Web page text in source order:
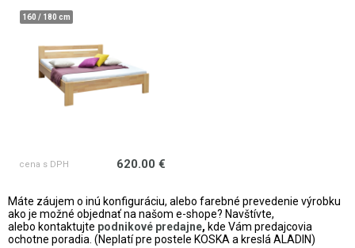
160 / 180 cm
cena s DPH 620.00 €
Máte záujem o inú konfiguráciu, alebo farebné prevedenie výrobku
ako je možné objednať na našom e-shope? Navštívte,
alebo kontaktujte podnikové predajne, kde Vám predajcovia
ochotne poradia. (Neplatí pre postele KOSKA a kreslá ALADIN)